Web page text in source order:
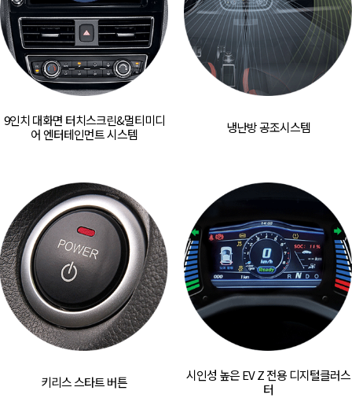
9인치 대화면 터치스크린&멀티미디
어 엔터테인먼트 시스템
냉난방 공조시스템
키리스 스타트 버튼 시인성 높은 EV Z 전용 디지털클러스
터